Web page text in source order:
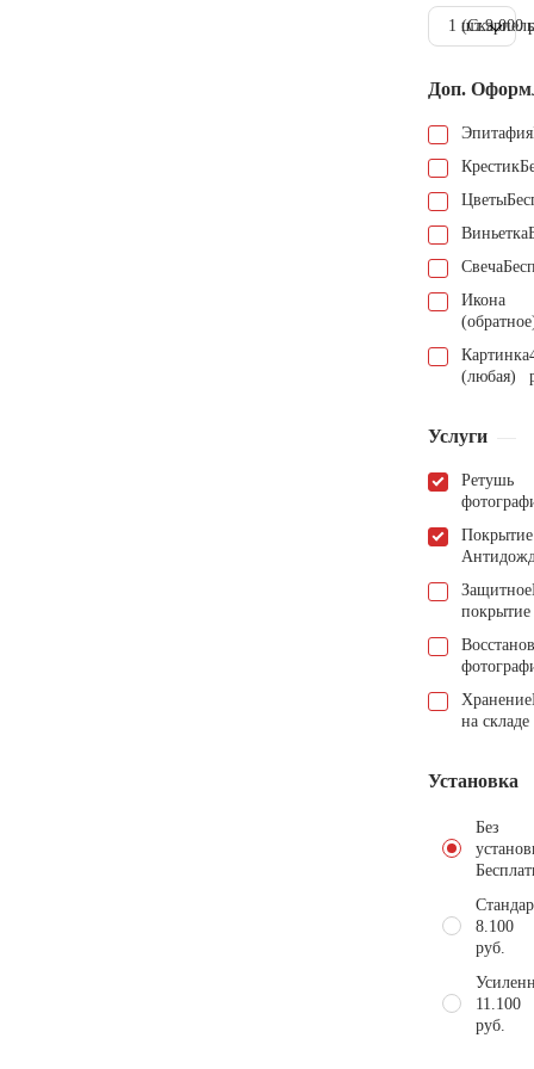
1 шт.9.000
Доп.
Эпитафия
Крестик
Цветы
Виньетка
Свеча
Икона
Картинка
(любая)
Услуги
Ретушь
Покрытие
Защитное
покрытие
Хранение
на складе
Установка
Без
8.100
руб.
11.100
руб.